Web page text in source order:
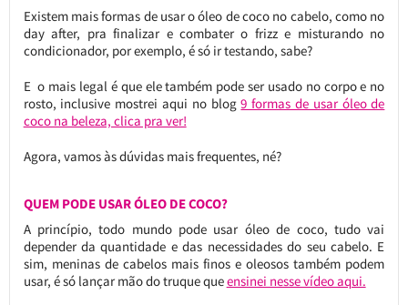
Existem mais formas de usar o óleo de coco no cabelo, como no
day after, pra finalizar e combater o frizz e misturando no
condicionador, por exemplo, é só ir testando, sabe?
E o mais legal é que ele também pode ser usado no corpo e no
rosto, inclusive mostrei aqui no blog9 formas de usar óleo de
coco na beleza, clica pra ver!
Agora, vamos às dúvidas mais frequentes, né?
QUEM PODE USAR ÓLEO DE COCO?
A princípio, todo mundo pode usar óleo de coco, tudo vai
depender da quantidade e das necessidades do seu cabelo. E
sim, meninas de cabelos mais finos e oleosos também podem
usar, é só lançar mão do truque queensinei nesse vídeo aqui.